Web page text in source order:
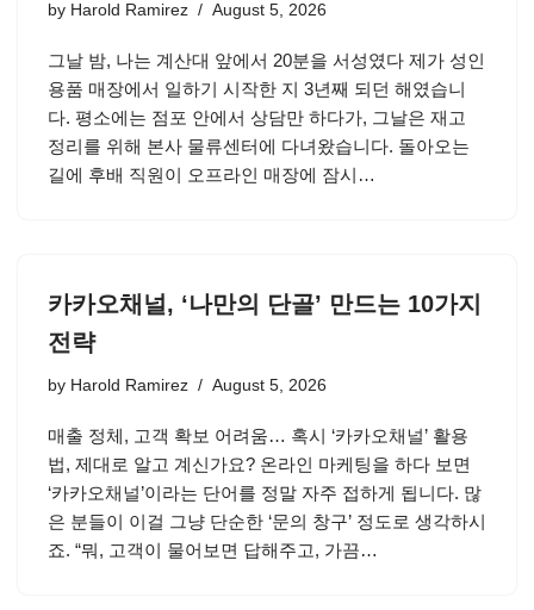
by Harold Ramirez August 5, 2026
그날 밤, 나는 계산대 앞에서 20분을 서성였다 제가 성인
용품 매장에서 일하기 시작한 지 3년째 되던 해였습니
다. 평소에는 점포 안에서 상담만 하다가, 그날은 재고
정리를 위해 본사 물류센터에 다녀왔습니다. 돌아오는
길에 후배 직원이 오프라인 매장에 잠시…
카카오채널, ‘나만의 단골’ 만드는 10가지
전략
by Harold Ramirez August 5, 2026
매출 정체, 고객 확보 어려움… 혹시 ‘카카오채널’ 활용
법, 제대로 알고 계신가요? 온라인 마케팅을 하다 보면
‘카카오채널’이라는 단어를 정말 자주 접하게 됩니다. 많
은 분들이 이걸 그냥 단순한 ‘문의 창구’ 정도로 생각하시
죠. “뭐, 고객이 물어보면 답해주고, 가끔…